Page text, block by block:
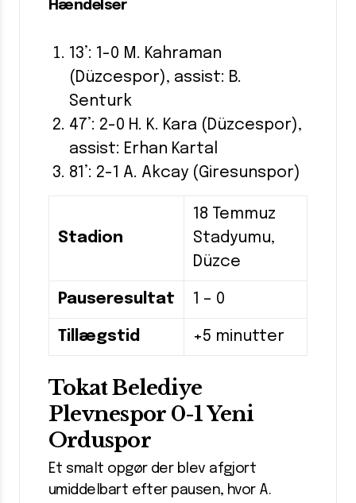
Hændelser
13’: 1-0 M. Kahraman
(Düzcespor), assist: B.
Senturk
47’: 2-0 H. K. Kara (Düzcespor),
assist: Erhan Kartal
81’: 2-1 A. Akcay (Giresunspor)
Stadion
18 Temmuz
Stadyumu,
Düzce
Pauseresultat 1 – 0
Tillægstid +5 minutter
Tokat Belediye
Plevnespor 0-1 Yeni
Orduspor
Et smalt opgør der blev afgjort
umiddelbart efter pausen, hvor A.